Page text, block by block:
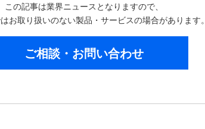
この記事は業界ニュースとなりますので、
お取り扱いのない製品・サービスの場合があります。
ご相談・お問い合わせ